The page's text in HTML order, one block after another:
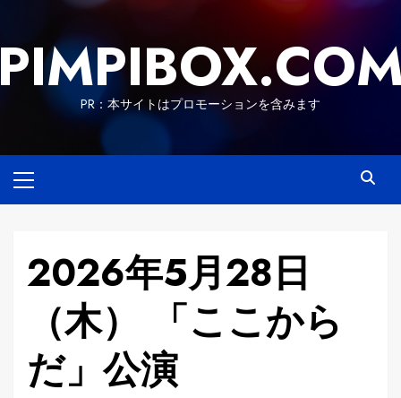
content
PR：本サイトはプロモーションを含みます
Menu
2026年5月28日
（木） 「ここから
だ」公演